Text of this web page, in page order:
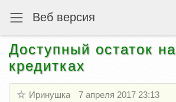
Веб версия
Доступный остаток на
кредитках
Иринушка 7 апреля 2017 23:13